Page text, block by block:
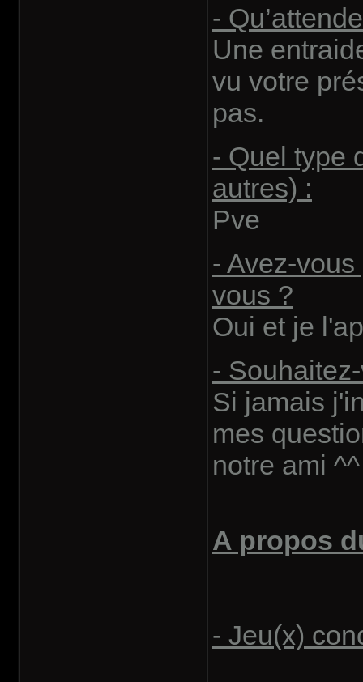
-
Une
vu votre
pas.
- Quel type
autres) :
Pve
- Avez-
vous ?
Oui et je
-
Si jamais
mes
notre ami ^^
A propos
- Jeu(x)